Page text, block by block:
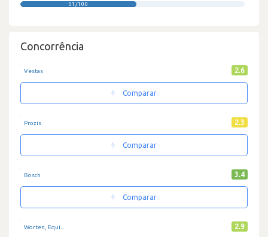
51/100
Concorrência
Vestas 2.6
Comparar
Prozis 2.3
Comparar
Bosch 3.4
Comparar
Worten, Equi... 2.9